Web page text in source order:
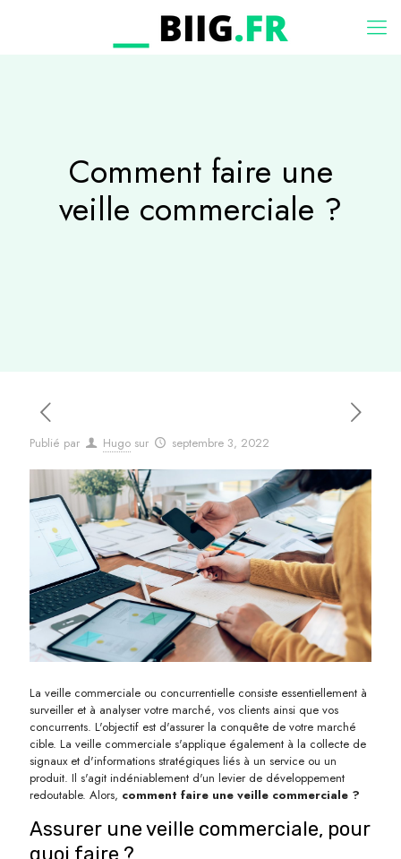
Comment faire une
veille commerciale ?
Publié par Hugo sur septembre 3, 2022
La veille commerciale ou concurrentielle consiste essentiellement à
surveiller et à analyser votre marché, vos clients ainsi que vos
concurrents. L'objectif est d'assurer la conquête de votre marché
cible. La veille commerciale s'applique également à la collecte de
signaux et d'informations stratégiques liés à un service ou un
produit. Il s'agit indéniablement d'un levier de développement
redoutable. Alors, comment faire une veille commerciale ?
Assurer une veille commerciale, pour
quoi faire ?